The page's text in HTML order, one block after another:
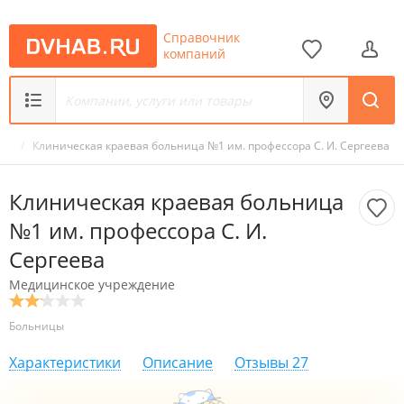
Справочник
компаний
/ Клиническая краевая больница №1 им. профессора С. И. Сергеева
Клиническая краевая больница
№1 им. профессора С. И.
Сергеева
Медицинское учреждение
Больницы
Характеристики Описание Отзывы 27